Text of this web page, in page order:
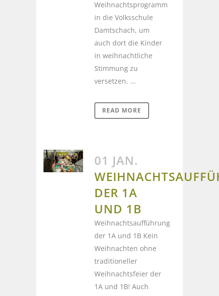
Weihnachtsprogramm
in die Volksschule
Damtschach, um
auch dort die Kinder
in weihnachtliche
Stimmung zu
versetzen. ...
READ MORE
01 JAN.
DER 1A
UND 1B
Weihnachtsaufführung
der 1A und 1B Kein
Weihnachten ohne
traditioneller
Weihnachtsfeier der
1A und 1B! Auch